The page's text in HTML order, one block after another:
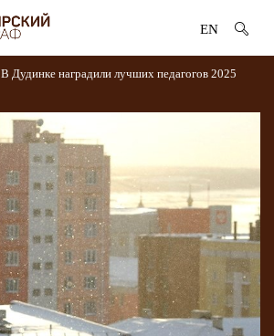
EN
В Дудинке наградили лучших педагогов 2025